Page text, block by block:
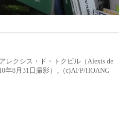
レクシス・ド・トクビル（Alexis de
年8月31日撮影）。(c)AFP/HOANG